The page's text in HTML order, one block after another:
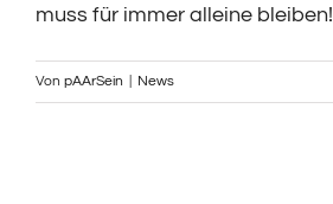
muss für immer alleine bleiben!
Von pAArSein News